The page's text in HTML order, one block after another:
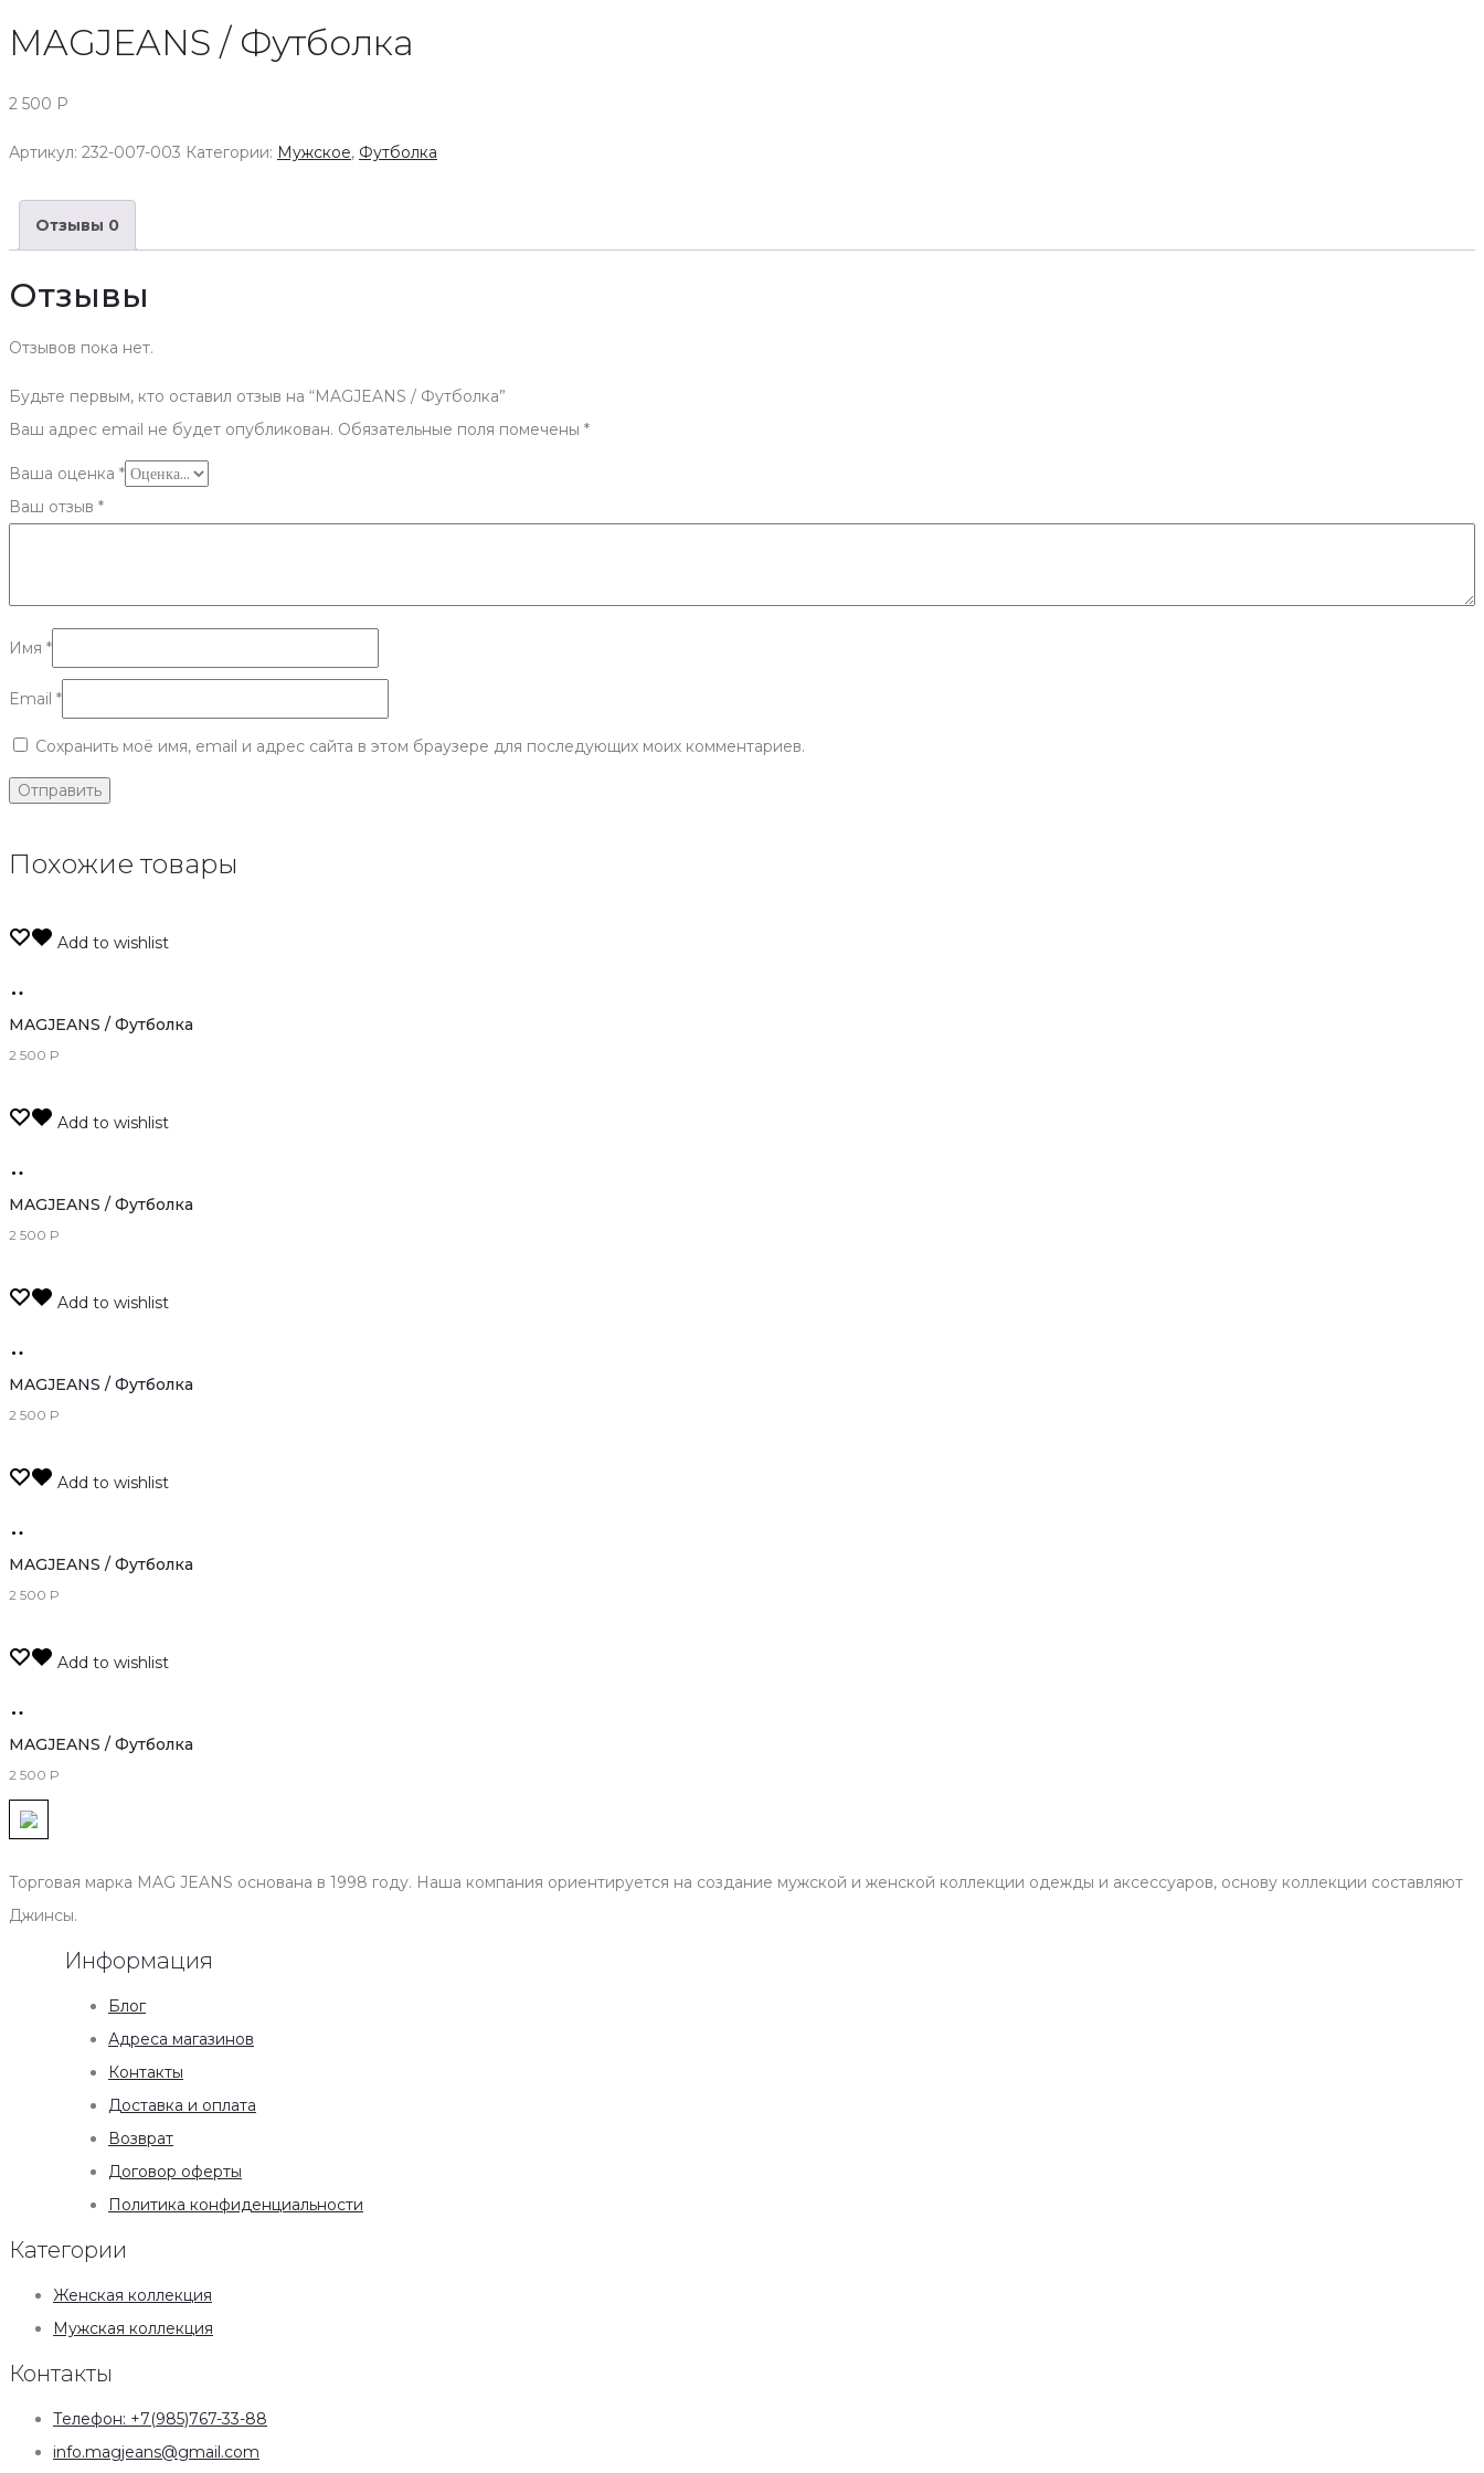
MAGJEANS / Футболка
2 500 Р
Артикул: 232-007-003 Категории: Мужское, Футболка
Отзывы 0
Отзывы
Отзывов пока нет.
Будьте первым, кто оставил отзыв на “MAGJEANS / Футболка”
Ваш адрес email не будет опубликован. Обязательные поля помечены *
Ваша оценка *
Ваш отзыв *
Имя *
Email *
Сохранить моё имя, email и адрес сайта в этом браузере для последующих моих комментариев.
Похожие товары
Add to wishlist
оффлайн
MAGJEANS / Футболка
2 500 Р
Add to wishlist
оффлайн
MAGJEANS / Футболка
2 500 Р
Add to wishlist
оффлайн
MAGJEANS / Футболка
2 500 Р
Add to wishlist
оффлайн
MAGJEANS / Футболка
2 500 Р
Add to wishlist
оффлайн
MAGJEANS / Футболка
2 500 Р
Торговая марка MAG JEANS основана в 1998 году. Наша компания ориентируется на создание мужской и женской коллекции одежды и аксессуаров, основу коллекции составляют
Джинсы.
Информация
Блог
Адреса магазинов
Контакты
Доставка и оплата
Возврат
Договор оферты
Политика конфиденциальности
Категории
Женская коллекция
Мужская коллекция
Контакты
Телефон: +7(985)767-33-88
info.magjeans@gmail.com